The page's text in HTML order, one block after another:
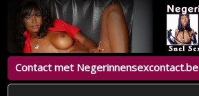
Contact met Negerinnensexcontact.be